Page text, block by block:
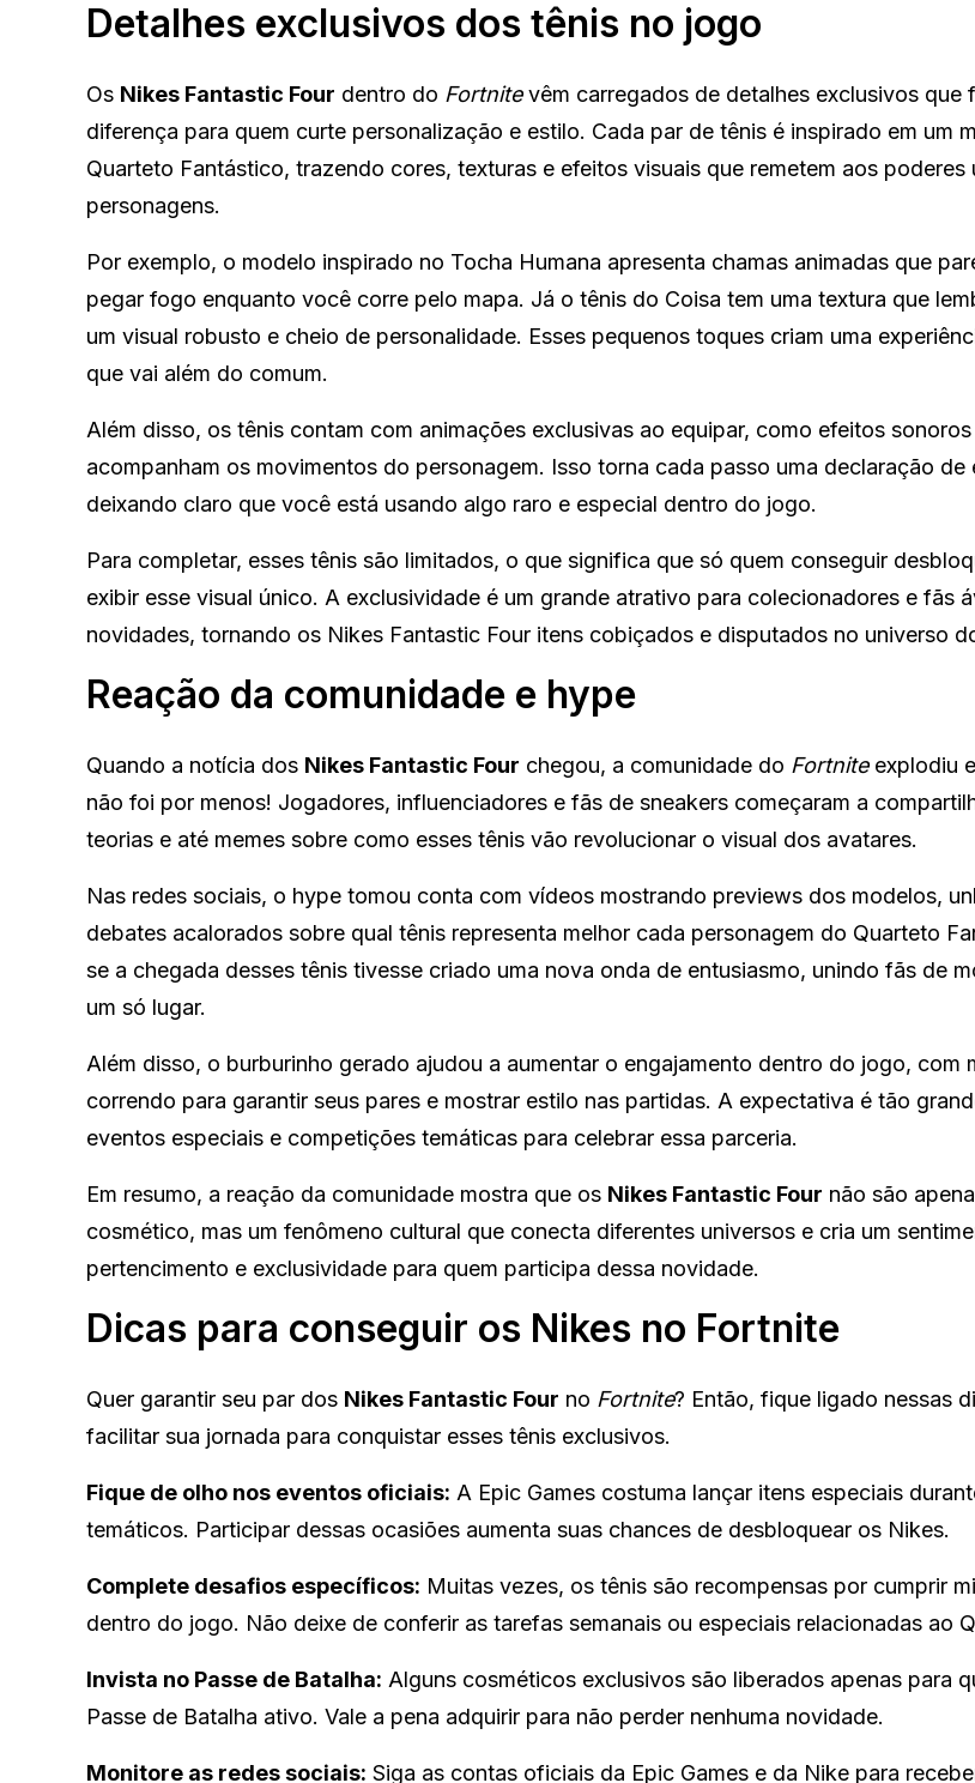
Detalhes exclusivos dos tênis no jogo
Os Nikes Fantastic Four dentro do Fortnitevêm carregados de detalhes exclusivos que
diferença para quem curte personalização e estilo. Cada par de tênis é inspirado em um
Quarteto Fantástico, trazendo cores, texturas e efeitos visuais que remetem aos poderes
personagens.
Por exemplo, o modelo inspirado no Tocha Humana apresenta chamas animadas que
pegar fogo enquanto você corre pelo mapa. Já o tênis do Coisa tem uma textura que
um visual robusto e cheio de personalidade. Esses pequenos toques criam uma
que vai além do comum.
Além disso, os tênis contam com animações exclusivas ao equipar, como efeitos
acompanham os movimentos do personagem. Isso torna cada passo uma declaração de
deixando claro que você está usando algo raro e especial dentro do jogo.
Para completar, esses tênis são limitados, o que significa que só quem conseguir
exibir esse visual único. A exclusividade é um grande atrativo para colecionadores e fãs
novidades, tornando os Nikes Fantastic Four itens cobiçados e disputados no universo
Reação da comunidade e hype
Quando a notícia dos Nikes Fantastic Four chegou, a comunidade do Fortniteexplodiu
não foi por menos! Jogadores, influenciadores e fãs de sneakers começaram a
teorias e até memes sobre como esses tênis vão revolucionar o visual dos avatares.
Nas redes sociais, o hype tomou conta com vídeos mostrando previews dos modelos,
debates acalorados sobre qual tênis representa melhor cada personagem do Quarteto
se a chegada desses tênis tivesse criado uma nova onda de entusiasmo, unindo fãs de
um só lugar.
Além disso, o burburinho gerado ajudou a aumentar o engajamento dentro do jogo, com
correndo para garantir seus pares e mostrar estilo nas partidas. A expectativa é tão
eventos especiais e competições temáticas para celebrar essa parceria.
Em resumo, a reação da comunidade mostra que os Nikes Fantastic Four não são
cosmético, mas um fenômeno cultural que conecta diferentes universos e cria um
pertencimento e exclusividade para quem participa dessa novidade.
Dicas para conseguir os Nikes no Fortnite
Quer garantir seu par dos Nikes Fantastic Four no Fortnite? Então, fique ligado nessas
facilitar sua jornada para conquistar esses tênis exclusivos.
Fique de olho nos eventos oficiais: A Epic Games costuma lançar itens especiais
temáticos. Participar dessas ocasiões aumenta suas chances de desbloquear os Nikes.
Complete desafios específicos: Muitas vezes, os tênis são recompensas por cumprir
dentro do jogo. Não deixe de conferir as tarefas semanais ou especiais relacionadas ao
Invista no Passe de Batalha: Alguns cosméticos exclusivos são liberados apenas para
Passe de Batalha ativo. Vale a pena adquirir para não perder nenhuma novidade.
Monitore as redes sociais: Siga as contas oficiais da Epic Games e da Nike para